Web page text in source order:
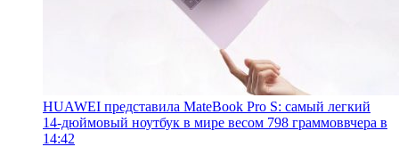
HUAWEI представила MateBook Pro S: самый легкий
14-дюймовый ноутбук в мире весом 798 граммоввчера в
14:42